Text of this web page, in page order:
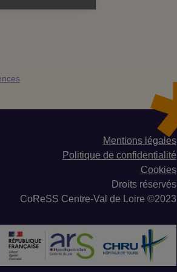
Mentions légales
Politique de confidentialité
Cookies
Droits réservés
CoReSS Centre-Val de Loire ©2023